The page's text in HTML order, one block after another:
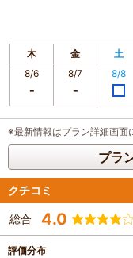
木 金 土
8/6
8/7 8/8
※最新情報はプラン詳細画面
プラ
クチコミ
総合 4.0
評価分布